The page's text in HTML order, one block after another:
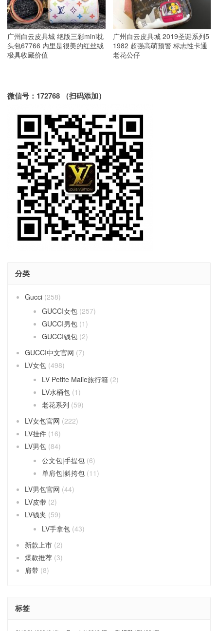
广州白云皮具城 绝版三彩mini枕
头包67766 内里是很美的红丝绒
极具收藏价值
广州白云皮具城 2019圣诞系列5
1982 超强高萌预警 标志性卡通
老花公仔
微信号：172768 （扫码添加）
分类
Gucci (258)
GUCCI女包 (257)
GUCCI男包 (1)
GUCCI钱包 (2)
GUCCI中文官网 (7)
LV女包 (498)
LV Petite Maiie旅行箱 (2)
LV水桶包 (1)
老花系列 (59)
LV女包官网 (222)
LV挂件 (16)
LV男包 (84)
公文包|手提包 (6)
单肩包|斜挎包 (11)
LV男包官网 (44)
LV皮带 (2)
LV钱夹 (59)
LV手拿包 (43)
新款上市 (2)
爆款推荐 (3)
肩带 (8)
标签